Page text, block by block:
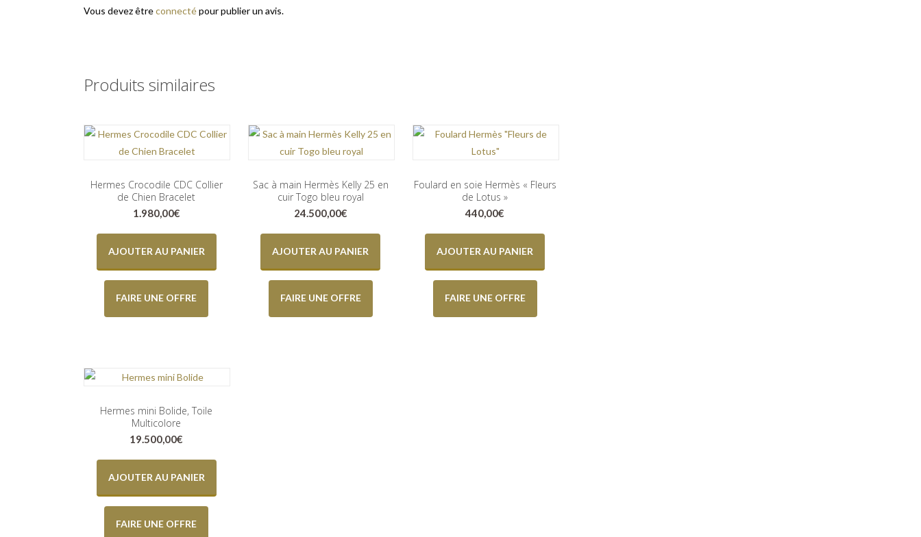
Vous devez êtreconnectépour publier un avis.
Produits similaires
Hermes Crocodile CDC Collier
de Chien Bracelet
1.980,00€
AJOUTER AU PANIER
FAIRE UNE OFFRE
Sac à main Hermès Kelly 25 en
cuir Togo bleu royal
24.500,00€
AJOUTER AU PANIER
FAIRE UNE OFFRE
Foulard en soie Hermès « Fleurs
de Lotus »
440,00€
AJOUTER AU PANIER
FAIRE UNE OFFRE
Hermes mini Bolide, Toile
Multicolore
19.500,00€
AJOUTER AU PANIER
FAIRE UNE OFFRE